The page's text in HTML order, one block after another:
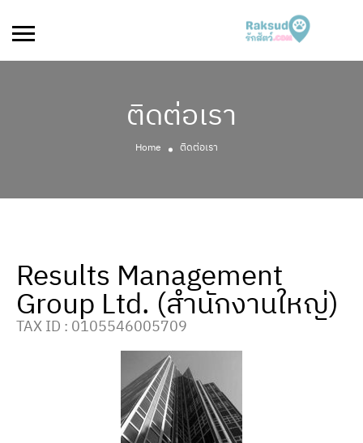
ติดต่อเรา
Home ติดต่อเรา
Results Management
Group Ltd. (สำนักงานใหญ่)
TAX ID : 0105546005709